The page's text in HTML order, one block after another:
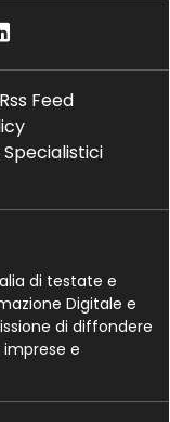
Rss Feed
di testate e
Digitale e
di diffondere
e